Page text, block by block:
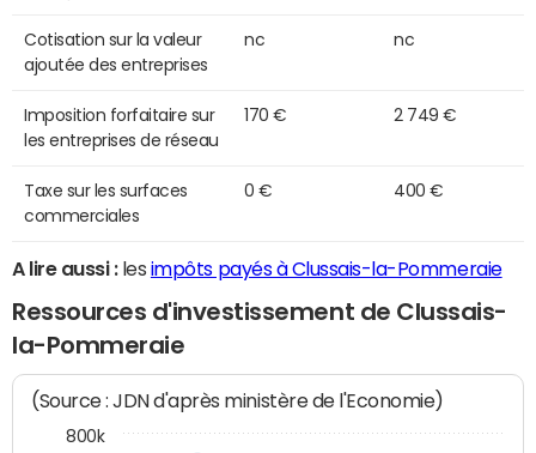
Cotisation sur la valeur
ajoutée des entreprises
nc nc
Imposition forfaitaire sur
les entreprises de réseau
170 € 2 749 €
Taxe sur les surfaces
commerciales
0 € 400 €
A lire aussi :les impôts payés à Clussais-la-Pommeraie
Ressources d'investissement de Clussais-
la-Pommeraie
(Source : JDN d'après ministère de l'Economie)
800k